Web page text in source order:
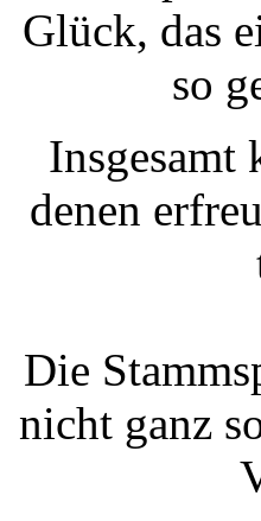
Glück, das
so
Insgesamt
denen
Die
nicht ganz